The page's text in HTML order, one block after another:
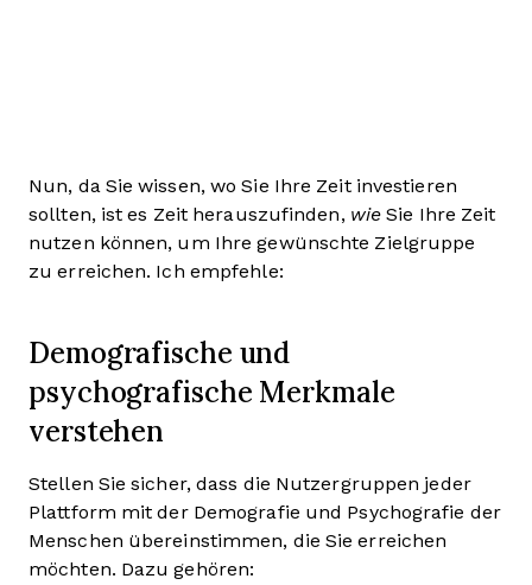
Nun, da Sie wissen, wo Sie Ihre Zeit investieren
sollten, ist es Zeit herauszufinden, wie Sie Ihre Zeit
nutzen können, um Ihre gewünschte Zielgruppe
zu erreichen. Ich empfehle:
Demografische und
psychografische Merkmale
verstehen
Stellen Sie sicher, dass die Nutzergruppen jeder
Plattform mit der Demografie und Psychografie der
Menschen übereinstimmen, die Sie erreichen
möchten. Dazu gehören: